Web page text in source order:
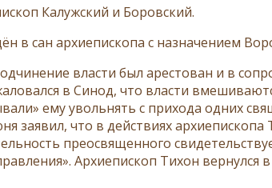
Калужский и Боровский.
в сан архиепископа с назначением
власти был арестован и в
в Синод, что власти
ему увольнять с прихода одних
заявил, что в действиях
преосвященного
Архиепископ Тихон